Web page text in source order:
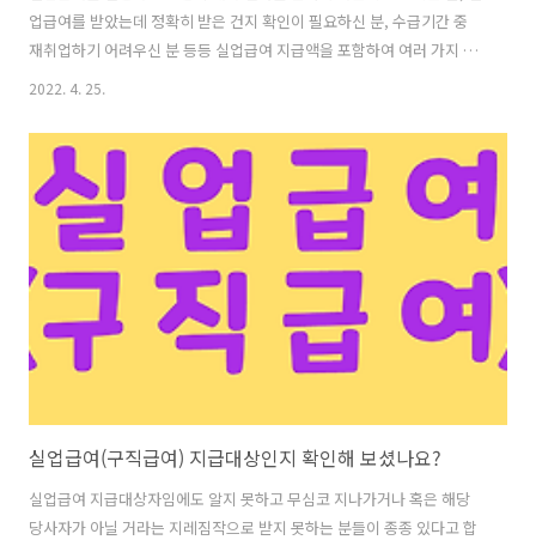
업급여를 받았는데 정확히 받은 건지 확인이 필요하신 분, 수급기간 중
재취업하기 어려우신 분 등등 실업급여 지급액을 포함하여 여러 가지 궁
금한 사항들에 대해서도 기재하였으니 확인해보시기 바랍니다. ■ 실업
정 급여일수 (이직일이 2019.10.1 이전은 퇴직 전 평균임금의 50% X 소
정 급여일수) 단 구직급여는 상한액과 하한액이 아래와 같이 설정되어 있
습니다. ○ 상한액 : 이직일이 2019년 1월 이후는 1일 66,000원 * 참고사
항 - 2018년 1월 이후는 60,000원 - 2017년 4월 이후는 50,000원 -
2017년 1월~3월은 46,584원 - ..
2022. 4. 25.
실업급여(구직급여) 지급대상인지 확인해 보셨나요?
실업급여 지급대상자임에도 알지 못하고 무심코 지나가거나 혹은 해당
당사자가 아닐 거라는 지레짐작으로 받지 못하는 분들이 종종 있다고 합